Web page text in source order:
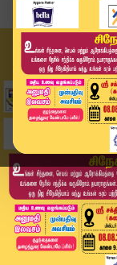
மேஷம் முதல்